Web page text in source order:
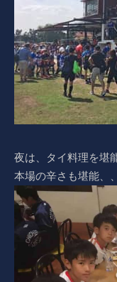
夜は、タイ料理を堪
本場の辛さも堪能、、